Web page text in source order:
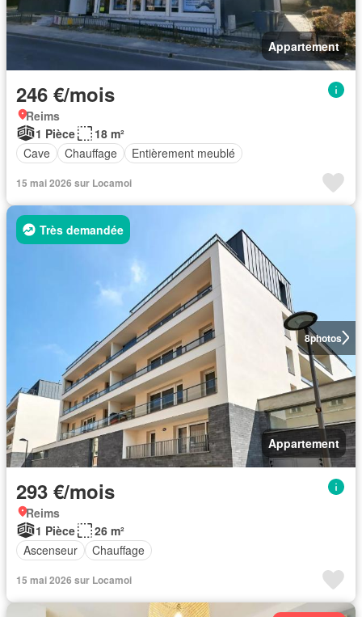
Appartement
246 €/mois
Reims
1 Pièce
18 m²
Cave
Chauffage Entièrement meublé
15 mai 2026 sur Locamoi
8photos
Très demandée
Appartement
293 €/mois
Reims
1 Pièce
26 m²
Ascenseur
Chauffage
15 mai 2026 sur Locamoi